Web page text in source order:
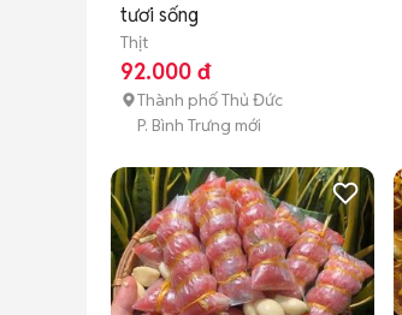
tươi sống
Thịt
92.000 đ
Thành phố Thủ Đức
P. Bình Trưng mới